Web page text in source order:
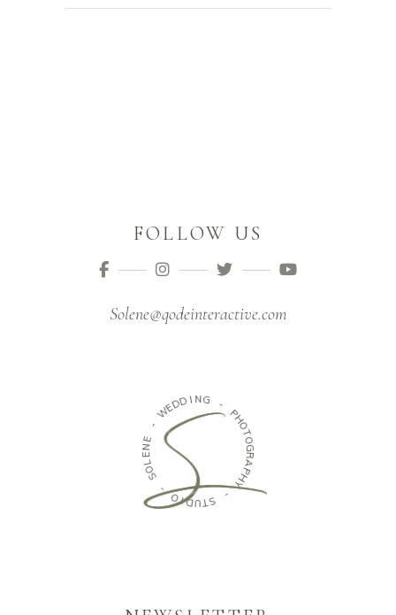
FOLLOW US
Solene@qodeinteractive.com
-
WEDDI NG
-
P
H
O
T
O
G
R
A
P
H
Y
-
S
T
U
D
I
O
-
S
O
L
E
N
E